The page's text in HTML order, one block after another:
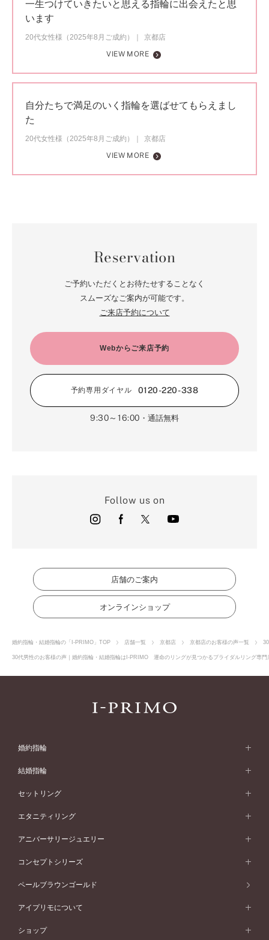
一生つけていきたいと思える指輪に出会えたと思
います
20代女性様（2025年8月ご成約）
京都店
VIEW MORE
自分たちで満足のいく指輪を選ばせてもらえまし
た
20代女性様（2025年8月ご成約）
京都店
VIEW MORE
Reservation
ご予約いただくとお待たせすることなく
スムーズなご案内が可能です。
ご来店予約について
Webからご来店予約
予約専用ダイヤル 0120-220-338
9:30～16:00 ・通話無料
Follow us on
店舗のご案内
オンラインショップ
婚約指輪・結婚指輪の「I-PRIMO」TOP 店舗一覧 京都店 京都店のお客様の声一覧
30代男性のお客様の声｜婚約指輪・結婚指輪はI-PRIMO 運命のリングが見つかるブライダルリング専
婚約指輪
婚約指輪 (エンゲージリング)
婚約指輪一覧
ピンクゴールド
ペールブラウンゴールド
ウェーブライン
V字ライン
ワンサイドメレ
ダブルサイドメレ
シンプル
フェミニン
モード
50万円台～
40万円台～
婚約指輪 人気ランキング
結婚指輪
結婚指輪 (マリッジリング)
結婚指輪一覧
ピンクゴールド
ペールブラウンゴールド
ウェーブライン
V字ライン
ワンメレ
セベラルメレ
シンプル
フェミニン
50万円～
セットリング
セットリング
セットリング一覧
ピンクゴールド
ペールブラウンゴールド
エタニティリング
エタニティリング
エタニティリング一覧
ピンクゴールド
アニバーサリージュエリー
アニバーサリージュエリー
アニバーサリージュエリー一覧
ファッションリング
コンセプトシリーズ
コンセプトシリーズ
オリジンビリーフ
ペールブラウンゴールド
アイプリモについて
アイプリモについて
ショップ